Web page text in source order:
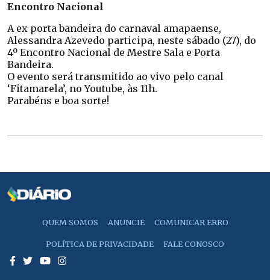
Encontro Nacional
A ex porta bandeira do carnaval amapaense,
Alessandra Azevedo participa, neste sábado (27), do
4º Encontro Nacional de Mestre Sala e Porta
Bandeira.
O evento será transmitido ao vivo pelo canal
‘Fitamarela’, no Youtube, às 11h.
Parabéns e boa sorte!
QUEM SOMOS ANUNCIE COMUNICAR ERRO
POLÍTICA DE PRIVACIDADE FALE CONOSCO